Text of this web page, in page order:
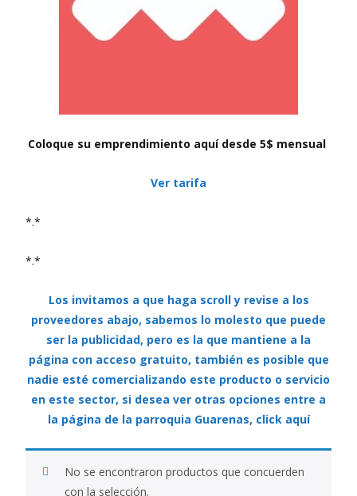
Coloque su emprendimiento aquí desde 5$ mensual
Ver tarifa
*.*
*.*
Los invitamos a que haga scroll y revise a los
proveedores abajo, sabemos lo molesto que puede
ser la publicidad, pero es la que mantiene a la
página con acceso gratuito, también es posible que
nadie esté comercializando este producto o servicio
en este sector, si desea ver otras opciones entre a
la página de la parroquia Guarenas, click aquí
No se encontraron productos que concuerden
con la selección.